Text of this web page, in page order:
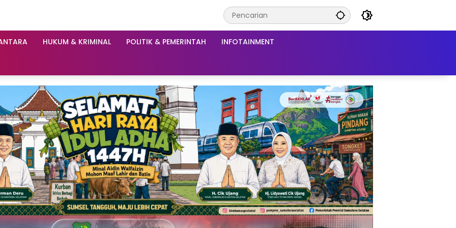
HUKUM & KRIMINAL POLITIK & PEMERINTAH INFOTAINMENT